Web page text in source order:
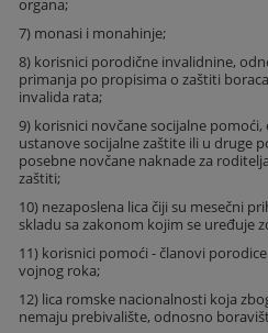
7) monasi i monahinje;
8) korisnici porodične invalidnine,
primanja po propisima o zaštiti
invalida rata;
9) korisnici novčane socijalne
ustanove socijalne zaštite ili u druge
posebne novčane naknade za
zaštiti;
10) nezaposlena lica čiji su mesečni
skladu sa zakonom kojim se uređuje
11) korisnici pomoći - članovi
vojnog roka;
12) lica romske nacionalnosti koja
nemaju prebivalište, odnosno